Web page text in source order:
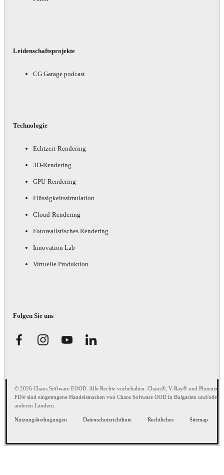
Leidenschaftsprojekte
CG Garage podcast
Technologie
Echtzeit-Rendering
3D-Rendering
GPU-Rendering
Flüssigkeitssimulation
Cloud-Rendering
Fotorealistisches Rendering
Innovation Lab
Virtuelle Produktion
Folgen Sie uns
© 2026 Chaos Software EOOD. Alle Rechte vorbehalten. Chaos®, V-Ray® und Phoenix
FD® sind eingetragene Handelsmarken von Chaos Software OOD in Bulgarien und/oder
anderen Ländern.
Nutzungsbedingungen Datenschutzrichtlinie Rechtliches Sitemap